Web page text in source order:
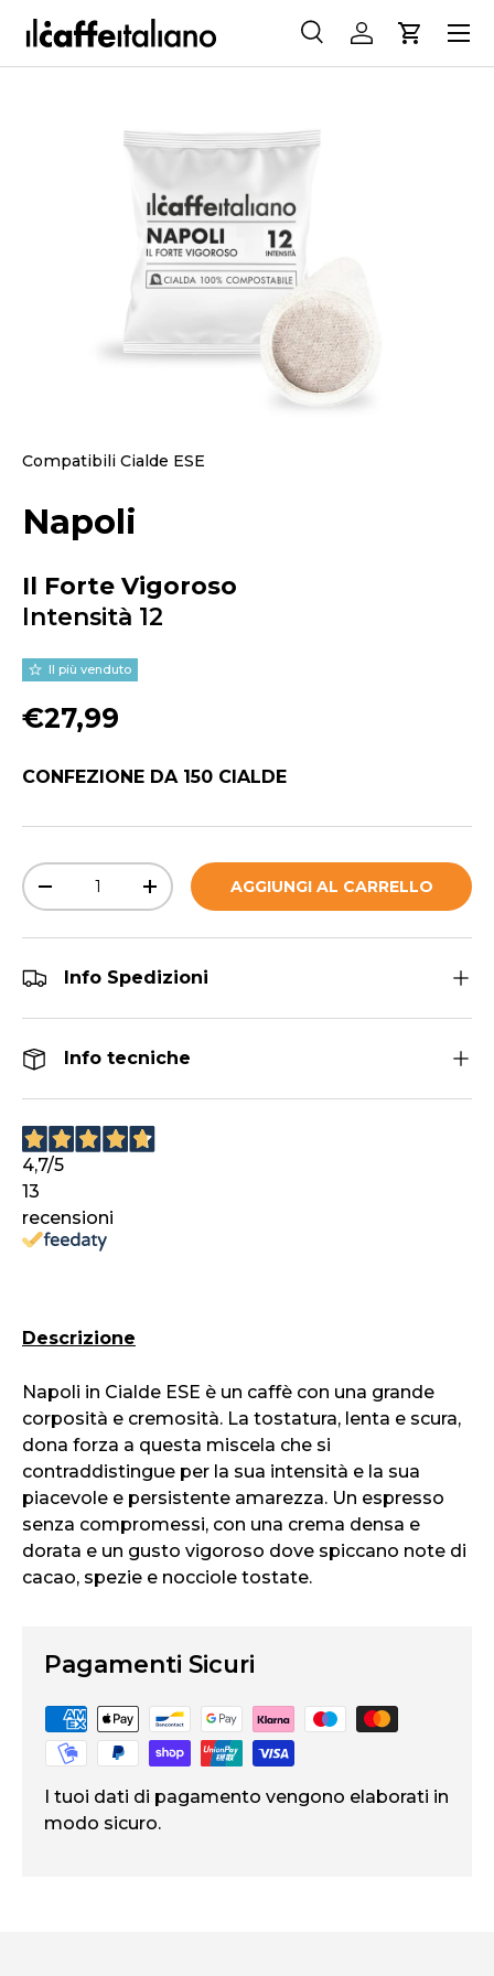
PASSA AI CONTENUTI
Cerca
CercaAccediCarrello
Menu
PASSA ALLE INFORMAZIONI SUL PRODOTTO
Compatibili Cialde ESE
Napoli
Il Forte Vigoroso
Intensità 12
Il più venduto
Prezzo normale
€27,99
CONFEZIONE DA 150 CIALDE
Q.tà
DIMINUIRE LA QUANTITÀAUMENTA LA QUANTITÀ
AGGIUNGI AL CARRELLO
Info Spedizioni
Info tecniche
4,7/5
13
recensioni
Descrizione
Napoli in Cialde ESE è un caffè con una grande
corposità e cremosità. La tostatura, lenta e scura,
dona forza a questa miscela che si
contraddistingue per la sua intensità e la sua
piacevole e persistente amarezza. Un espresso
senza compromessi, con una crema densa e
dorata e un gusto vigoroso dove spiccano note di
cacao, spezie e nocciole tostate.
Pagamenti Sicuri
I tuoi dati di pagamento vengono elaborati in
modo sicuro.